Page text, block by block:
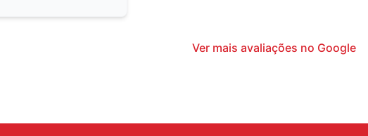
Ver mais avaliações no Google